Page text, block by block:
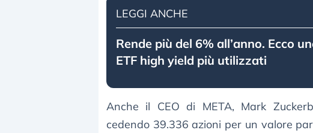
LEGGI ANCHE
Rende più del 6% all’anno. Ecco
ETF high yield più utilizzati
Anche il CEO di META, Mark
cedendo 39.336 azioni per un valore